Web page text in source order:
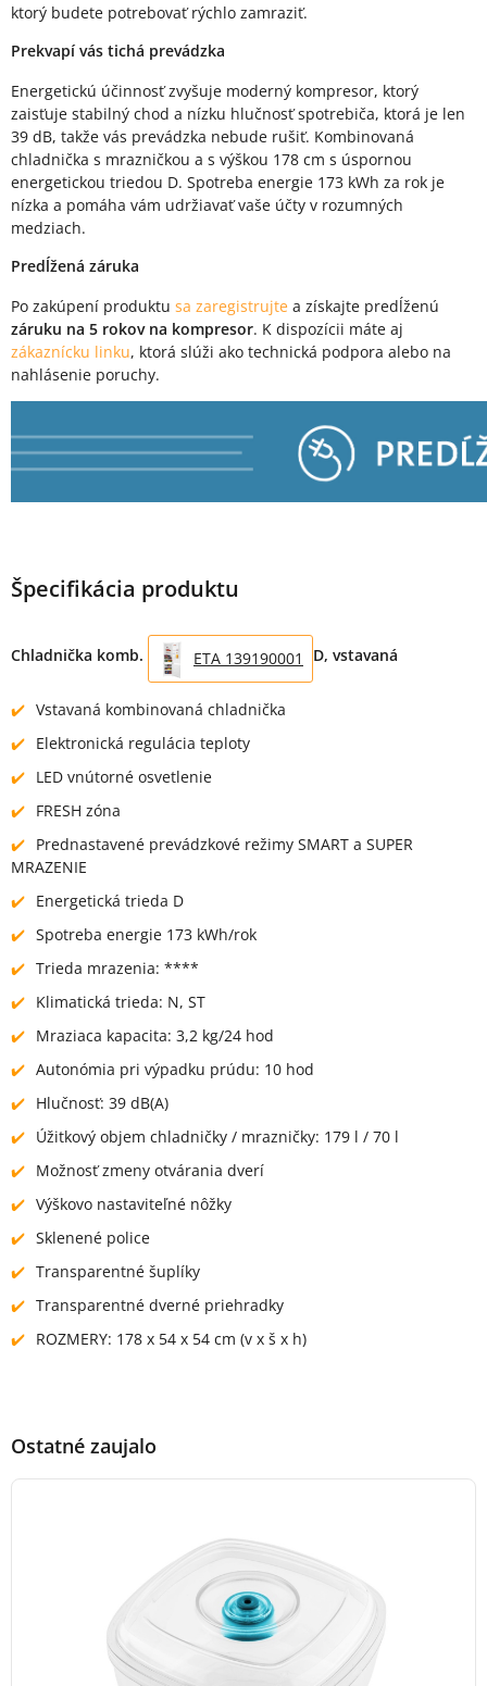
ktorý budete potrebovať rýchlo zamraziť.
Prekvapí vás tichá prevádzka
Energetickú účinnosť zvyšuje moderný kompresor, ktorý
zaisťuje stabilný chod a nízku hlučnosť spotrebiča, ktorá je len
39 dB, takže vás prevádzka nebude rušiť. Kombinovaná
chladnička s mrazničkou a s výškou 178 cm s úspornou
energetickou triedou D. Spotreba energie 173 kWh za rok je
nízka a pomáha vám udržiavať vaše účty v rozumných
medziach.
Predĺžená záruka
Po zakúpení produktu sa zaregistrujte a získajte predĺženú
záruku na 5 rokov na kompresor. K dispozícii máte aj
zákaznícku linku, ktorá slúži ako technická podpora alebo na
nahlásenie poruchy.
Špecifikácia produktu
Chladnička komb. ETA 139190001 D, vstavaná
Vstavaná kombinovaná chladnička
Elektronická regulácia teploty
LED vnútorné osvetlenie
FRESH zóna
Prednastavené prevádzkové režimy SMART a SUPER
MRAZENIE
Energetická trieda D
Spotreba energie 173 kWh/rok
Trieda mrazenia: ****
Klimatická trieda: N, ST
Mraziaca kapacita: 3,2 kg/24 hod
Autonómia pri výpadku prúdu: 10 hod
Hlučnosť: 39 dB(A)
Úžitkový objem chladničky / mrazničky: 179 l / 70 l
Možnosť zmeny otvárania dverí
Výškovo nastaviteľné nôžky
Sklenené police
Transparentné šuplíky
Transparentné dverné priehradky
ROZMERY: 178 x 54 x 54 cm (v x š x h)
Ostatné zaujalo